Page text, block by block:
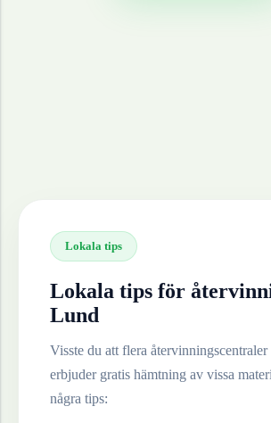
Lokala tips
Lokala tips för
Lund
Visste du att flera återvinningscentraler
erbjuder gratis hämtning av vissa
några tips: